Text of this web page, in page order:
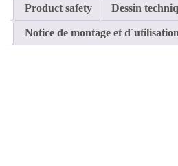
Product safety Dessin
Notice de montage et d´utilisation